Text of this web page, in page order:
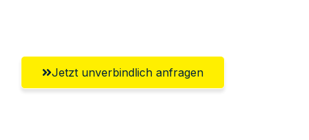
Jetzt unverbindlich anfragen